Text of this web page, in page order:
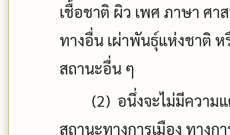
เชื้อชาติ ผิว เพศ ภาษา ศา
ทางอื่น เผ่าพันธุ์แห่งชาติ
สถานะอื่น ๆ
(2) อนึ่งจะไม่มีความ
สถานะทางการเมือง ทางก